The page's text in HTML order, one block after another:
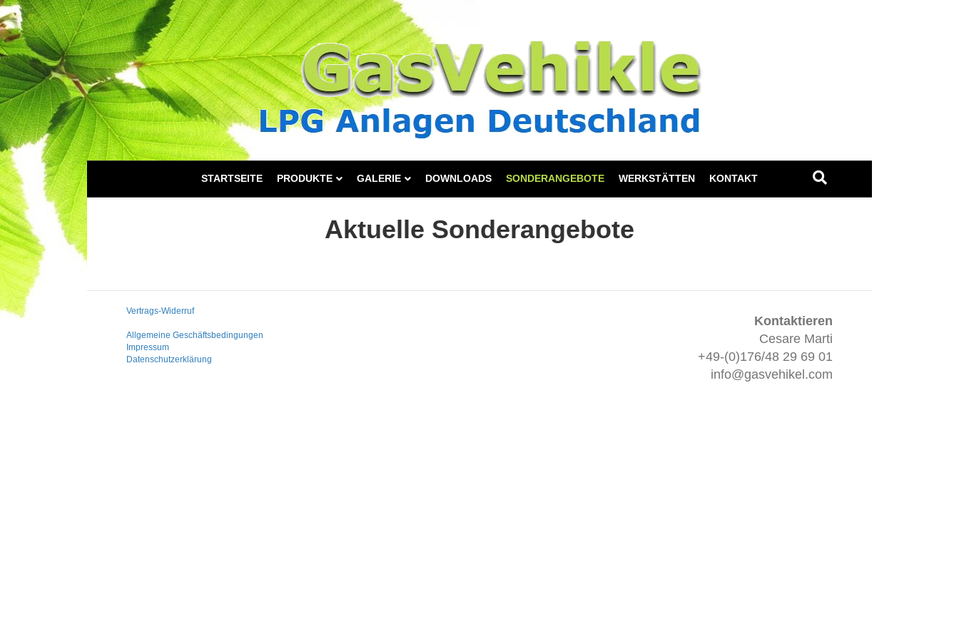
STARTSEITE PRODUKTE GALERIE DOWNLOADS SONDERANGEBOTE WERKSTÄTTEN KONTAKT
Aktuelle Sonderangebote
Vertrags-Widerruf
Allgemeine Geschäftsbedingungen
Impressum
Datenschutzerklärung
Kontaktieren
Cesare Marti
+49-(0)176/48 29 69 01
info@gasvehikel.com